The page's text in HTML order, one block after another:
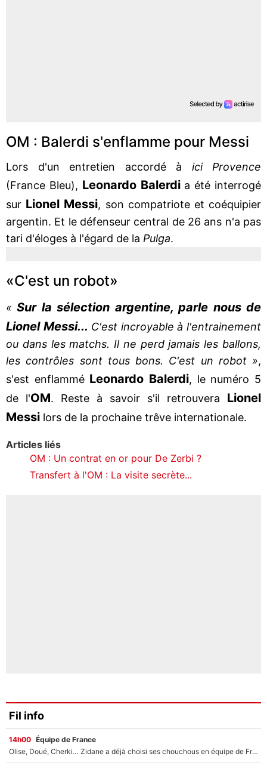
OM : Balerdi s'enflamme pour Messi
Lors d'un entretien accordé à ici Provence
(France Bleu), Leonardo Balerdia été interrogé
sur Lionel Messi, son compatriote et coéquipier
argentin. Et le défenseur central de 26 ans n'a pas
tari d'éloges à l'égard de la Pulga.
«C'est un robot»
« Sur la sélection argentine, parle nous de
Lionel Messi... C'est incroyable à l'entrainement
ou dans les matchs. Il ne perd jamais les ballons,
les contrôles sont tous bons. C'est un robot »,
s'est enflammé Leonardo Balerdi, le numéro 5
de l'OM. Reste à savoir s'il retrouvera Lionel
Messi lors de la prochaine trêve internationale.
Articles liés
OM : Un contrat en or pour De Zerbi ?
Transfert à l'OM : La visite secrète...
Fil info
14h00 Équipe de France
Olise, Doué, Cherki… Zidane a déjà choisi ses chouchous en équipe de France ? L’IA annonce des surprises sans Kylian Mbappé !